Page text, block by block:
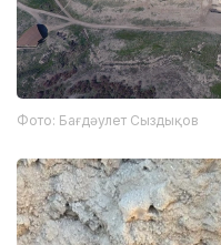
Фото: Бағдәулет Сыздықов